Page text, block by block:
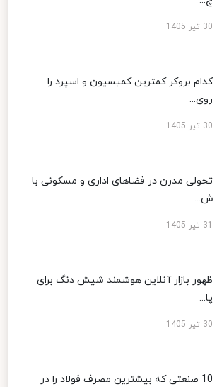
30 تیر 1405
کدام بروکر کمترین کمیسیون و اسپرد را
روی...
30 تیر 1405
تحولی مدرن در فضاهای اداری و مسکونی با
ش...
ظهور بازار آنلاین هوشمند شیش دنگ برای
پا...
30 تیر 1405
10 صنعتی که بیشترین مصرف فولاد را در